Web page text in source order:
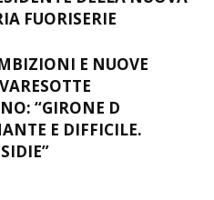
FUORISERIE
E NUOVE
“GIRONE D
E DIFFICILE.